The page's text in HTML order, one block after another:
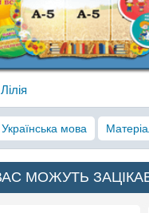
Українська мова
МОЖУТЬ